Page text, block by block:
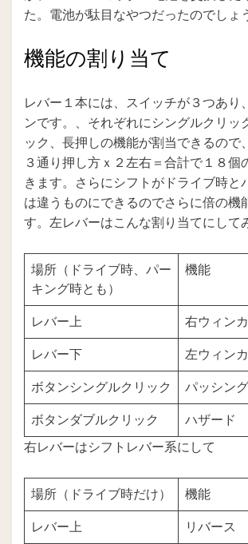
た。電池が駄目なやつだったのでしょ
機能の割り当て
レバー１本には、スイッチが３つあり
ンです。、それぞれにシングルクリッ
ック、長押しの機能が割当できるので
３通り押し方ｘ２左右＝合計で１８個
きます。さらにシフトがドライブ時と
は違うものにできるのでさらに倍の機
す。左レバーはこんな割り当てにして
場所（ドライブ時、パー
キング時とも）
機能
レバー上 右ウィン
レバー下 左ウィン
ボタンシングルクリック パッシン
ボタンダブルクリック
ハザード
右レバーはシフトレバー系にして
場所（ドライブ時だけ） 機能
レバー上 リバース